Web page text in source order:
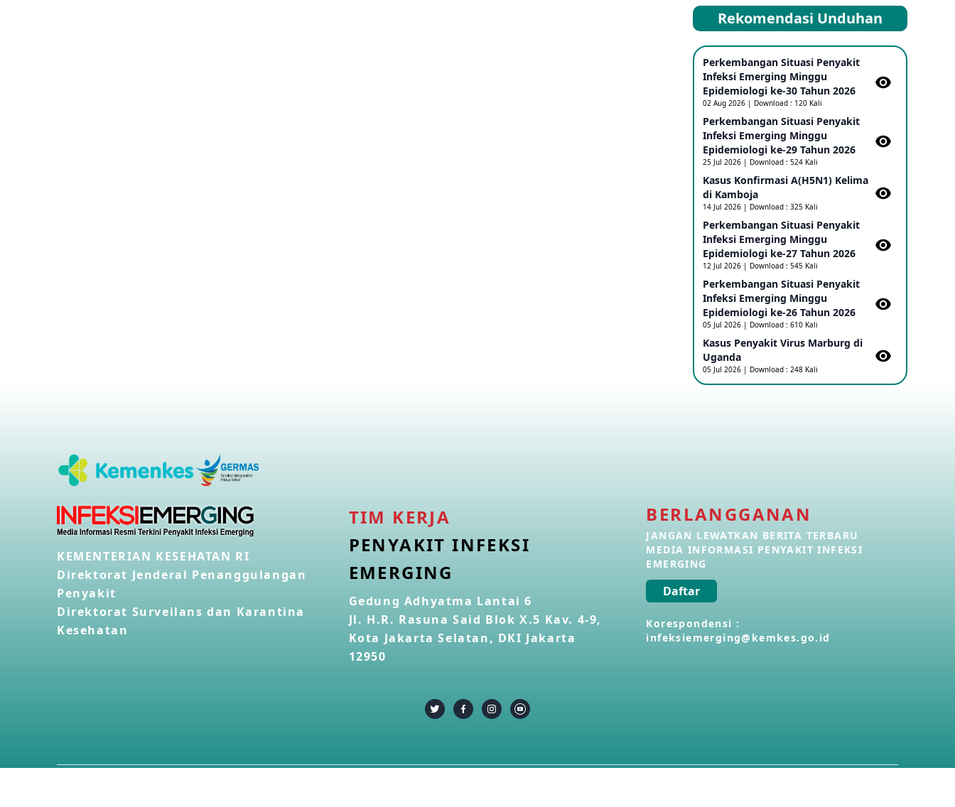
Kasus Dicurigai Penyakit virus Nipah di
Kerala, India
12 Jun 2026
Mpox Clade 1b di Taiwan
25 May 2026
Update Informasi PHEIC Penyakit
Ebola
Penetapan Outbreak Penyakit Ebola di
RD Kongo dan Uganda Sebagai PHEIC
17 May 2026
Outbreak Penyakti Ebola di RD Kongo
16 May 2026
Kasus Konfirmasi A(H5NN6) di Cina
08 May 2026
Update Penyakit Virus Hanta Tipe HPS
Penyakit Meningokokus di Vietnam
28 Apr 2026
Informasi Penyakit POH VAU yang
Rekomendasi Unduhan
Perkembangan Situasi Penyakit
Infeksi Emerging Minggu
Epidemiologi ke-30 Tahun 2026
02 Aug 2026 | Download : 120 Kali
Perkembangan Situasi Penyakit
Infeksi Emerging Minggu
Epidemiologi ke-29 Tahun 2026
25 Jul 2026 | Download : 524 Kali
Kasus Konfirmasi A(H5N1) Kelima
di Kamboja​
14 Jul 2026 | Download : 325 Kali
Perkembangan Situasi Penyakit
Infeksi Emerging Minggu
Epidemiologi ke-27 Tahun 2026
12 Jul 2026 | Download : 545 Kali
Perkembangan Situasi Penyakit
Infeksi Emerging Minggu
Epidemiologi ke-26 Tahun 2026
05 Jul 2026 | Download : 610 Kali
Kasus Penyakit Virus Marburg di
Uganda
05 Jul 2026 | Download : 248 Kali
KEMENTERIAN KESEHATAN RI
Direktorat Jenderal Penanggulangan
Penyakit
Direktorat Surveilans dan Karantina
Kesehatan
TIM KERJA
PENYAKIT INFEKSI
EMERGING
Gedung Adhyatma Lantai 6
Jl. H.R. Rasuna Said Blok X.5 Kav. 4-9,
Kota Jakarta Selatan, DKI Jakarta
12950
BERLANGGANAN
JANGAN LEWATKAN BERITA TERBARU
MEDIA INFORMASI PENYAKIT INFEKSI
EMERGING
Daftar
Korespondensi :
infeksiemerging@kemkes.go.id